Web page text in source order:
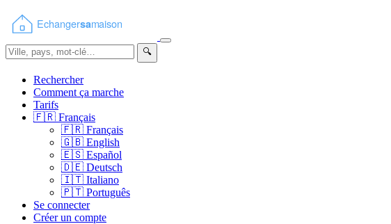
🔍
Rechercher
Comment ça marche
Tarifs
🇫🇷 Français
🇫🇷 Français
🇬🇧 English
🇪🇸 Español
🇩🇪 Deutsch
🇮🇹 Italiano
🇵🇹 Português
Se connecter
Créer un compte